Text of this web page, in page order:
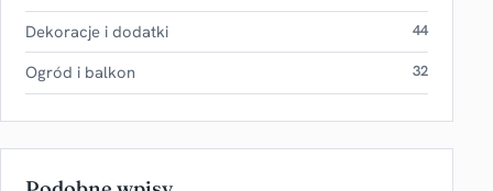
Dekoracje i dodatki 44
Ogród i balkon 32